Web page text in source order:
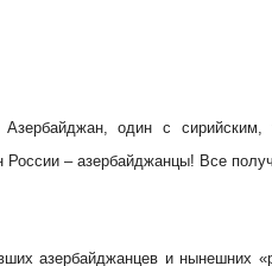
один с сирийским,
– азербайджанцы! Все
азербайджанцев и нынешних